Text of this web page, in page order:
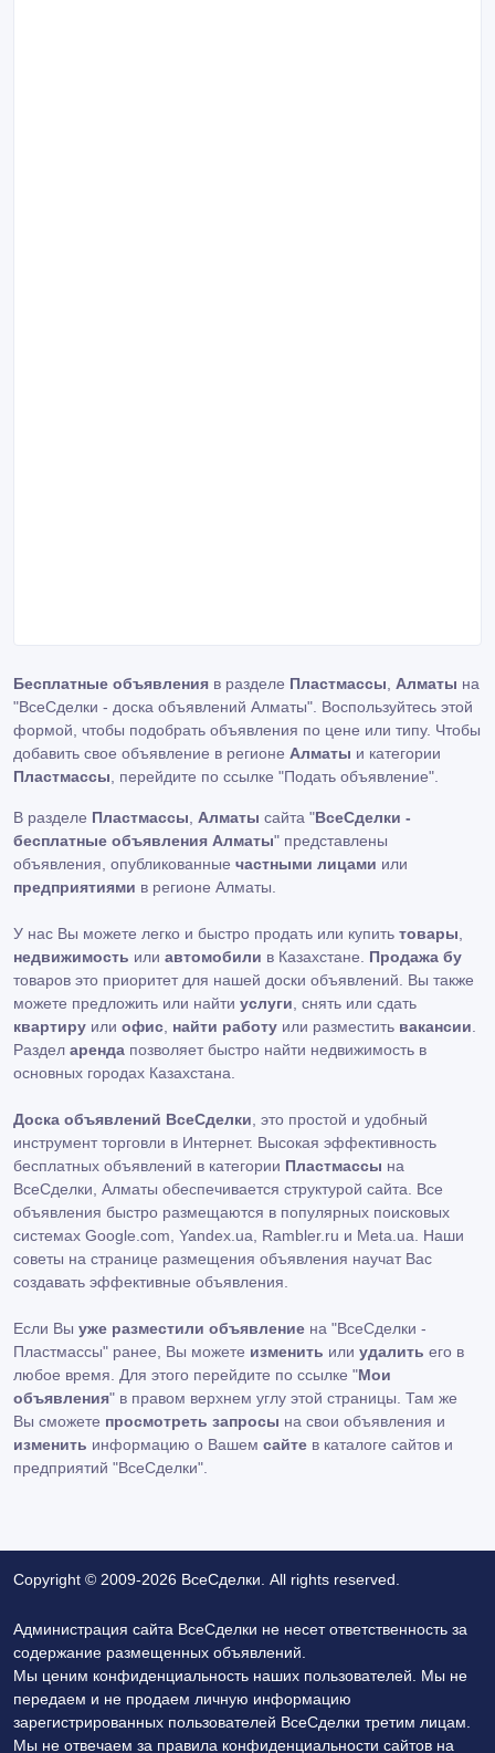
Бесплатные объявления в разделе Пластмассы Алматы на
"ВсеСделки - доска объявлений Алматы". Воспользуйтесь этой
формой, чтобы подобрать объявления по цене или типу. Чтобы
добавить свое объявление в регионе Алматы и категории
Пластмассы , перейдите по ссылке "Подать объявление"
В разделе Пластмассы Алматы сайта "ВсеСделки -
бесплатные объявления Алматы" представлены
объявления, опубликованные частными лицами или
предприятиями в регионе Алматы.
У нас Вы можете легко и быстро продать или купить товары
недвижимость или автомобили в Казахстане. Продажа бу
товаров это приоритет для нашей доски объявлений. Вы также
можете предложить или найти услуги , снять или сдать
квартиру или офис найти работу или разместить вакансии
Раздел аренда позволяет быстро найти недвижимость в
основных городах Казахстана.
Доска объявлений ВсеСделки , это простой и удобный
инструмент торговли в Интернет. Высокая эффективность
бесплатных объявлений в категории Пластмассы на
ВсеСделки, Алматы обеспечивается структурой сайта. Все
объявления быстро размещаются в популярных поисковых
системах Google.com, Yandex.ua, Rambler.ru и Meta.ua. Наши
советы на странице размещения объявления научат Вас
создавать эффективные объявления.
Если Вы уже разместили объявление на "ВсеСделки -
Пластмассы" ранее, Вы можете изменить или удалить его в
любое время. Для этого перейдите по ссылке "Мои
объявления" в правом верхнем углу этой страницы. Там же
Вы сможете просмотреть запросы на свои объявления и
изменить информацию о Вашем сайте в каталоге сайтов и
предприятий "ВсеСделки".
Copyright © 2009-2026 ВсеСделки. All rights reserved.
Администрация сайта ВсеСделки не несет ответственность за
содержание размещенных объявлений.
Мы ценим конфиденциальность наших пользователей. Мы не
передаем и не продаем личную информацию
зарегистрированных пользователей ВсеСделки третим лицам.
Мы не отвечаем за правила конфиденциальности сайтов на